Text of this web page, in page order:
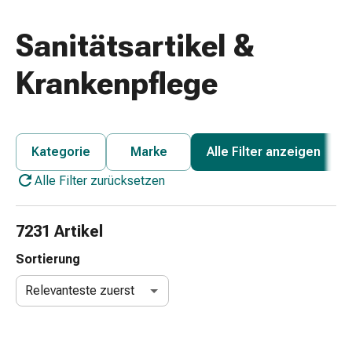
Fingerverband
Fixationspflaster
Kompressionsbinde
Tape
Zubehör
Netzverband
Verbrennung
&
Sanitätsartikel &
Krankenpflege
Kategorie Marke
Alle Filter anzeigen
Alle Filter zurücksetzen
7231 Artikel
Sortierung
Relevanteste zuerst